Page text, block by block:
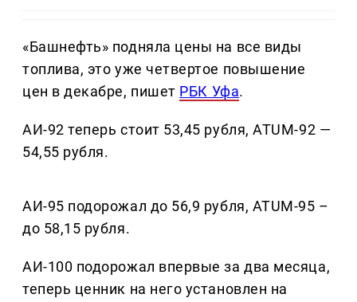
«Башнефть» подняла цены на все виды
топлива, это уже четвертое повышение
цен в декабре, пишет РБК Уфа.
АИ-92 теперь стоит 53,45 рубля, ATUM-92 —
54,55 рубля.
АИ-95 подорожал до 56,9 рубля, ATUM-95 –
до 58,15 рубля.
АИ-100 подорожал впервые за два месяца,
теперь ценник на него установлен на